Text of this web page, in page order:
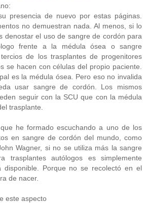
presencia de nuevo por estas páginas.
no demuestran nada. Al menos, si lo
denostar el uso de sangre de cordón para
frente a la médula ósea o sangre
de los trasplantes de progenitores
se hacen con células del propio paciente.
es la médula ósea. Pero eso no invalida
usar sangre de cordón. Los mismos
seguir con la SCU que con la médula
trasplante.
he formado escuchando a uno de los
en sangre de cordón del mundo, como
Wagner, si no se utiliza más la sangre
trasplantes autólogos es simplemente
disponible. Porque no se recolectó en el
de nacer.
este aspecto